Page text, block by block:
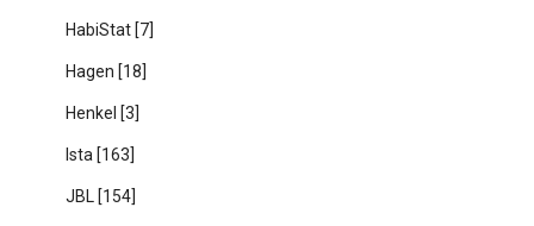
HabiStat [7]
Hagen [18]
Henkel [3]
Ista [163]
JBL [154]